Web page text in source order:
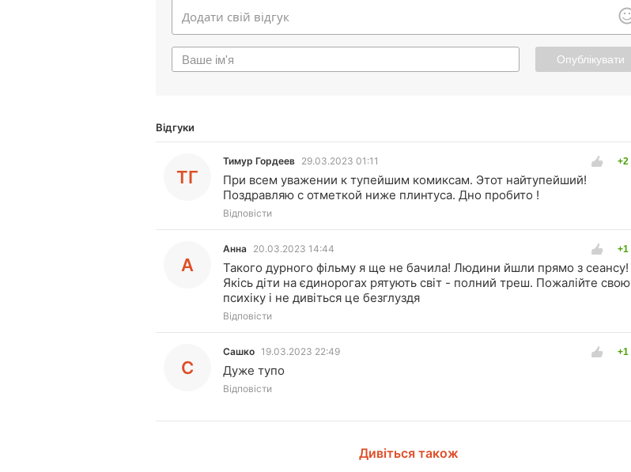
Опублікувати
Відгуки
ТГ
Тимур Гордеев 29.03.2023 01:11
При всем уважении к тупейшим комиксам. Этот найтупейший!
Поздравляю с отметкой ниже плинтуса. Дно пробито !
Відповісти
А
Анна 20.03.2023 14:44
Такого дурного фільму я ще не бачила! Людини йшли прямо з сеансу!
Якісь діти на єдинорогах рятують світ - полний треш. Пожалійте свою
психіку і не дивіться це безглуздя
Відповісти
С
Сашко 19.03.2023 22:49
Дуже тупо
Відповісти
Дивіться також